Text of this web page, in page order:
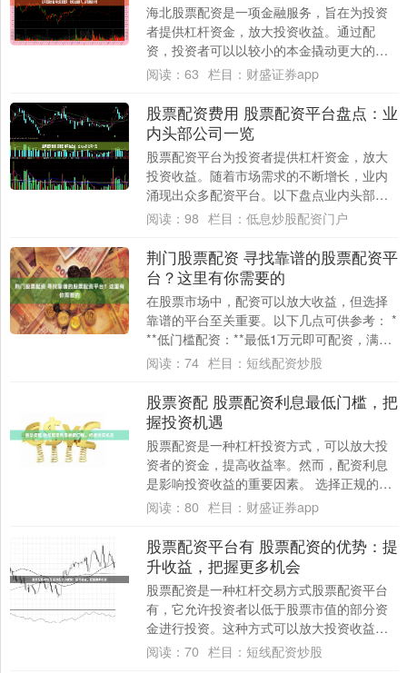
海北股票配资是一项金融服务，旨在为投资
者提供杠杆资金，放大投资收益。通过配
资，投资者可以以较小的本金撬动更大的资
金，从而提高投资收益率。 2. 严格的风险控
阅读： 63 栏目： 财盛证券app
股票配资费用 股票配资平台盘点：业
内头部公司一览
股票配资平台为投资者提供杠杆资金，放大
投资收益。随着市场需求的不断增长，业内
涌现出众多配资平台。以下盘点业内头部公
司，供投资者参考： 因此，资深炒股配资的
阅读： 98 栏目： 低息炒股配资门户
荆门股票配资 寻找靠谱的股票配资平
台？这里有你需要的
在股票市场中，配资可以放大收益，但选择
靠谱的平台至关重要。以下几点可供参考： *
**低门槛配资：**最低1万元即可配资，满足
不同投资者的需求。 **1. 合法....
阅读： 74 栏目： 短线配资炒股
股票资配 股票配资利息最低门槛，把
握投资机遇
股票配资是一种杠杆投资方式，可以放大投
资者的资金，提高收益率。然而，配资利息
是影响投资收益的重要因素。 选择正规的配
资公司也很重要。正规的配资公司具有完善
阅读： 80 栏目： 财盛证券app
股票配资平台有 股票配资的优势：提
升收益，把握更多机会
股票配资是一种杠杆交易方式股票配资平台
有，它允许投资者以低于股票市值的部分资
金进行投资。这种方式可以放大投资收益，
同时也能带来更大的风险。 蹿必选采用全线
阅读： 70 栏目： 短线配资炒股